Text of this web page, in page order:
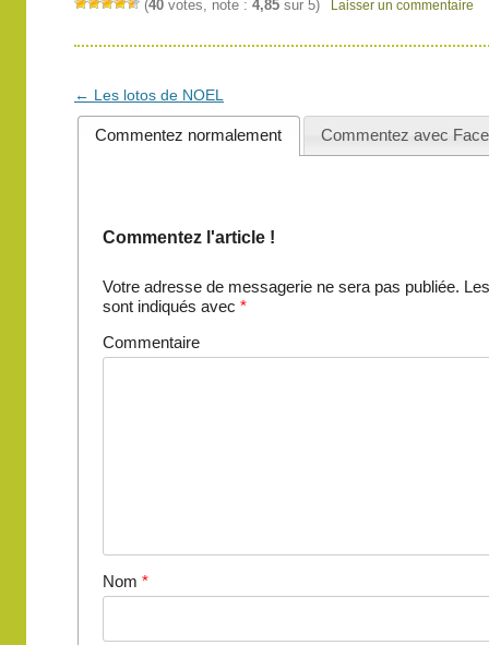
(40 votes, note : 4,85 sur 5) Laisser un commentaire
Navigation
des
← Les lotos de NOEL
Commentez normalement Commentez avec
Commentez l'article !
Votre adresse de messagerie ne sera pas publiée.
sont indiqués avec *
Commentaire
Nom *